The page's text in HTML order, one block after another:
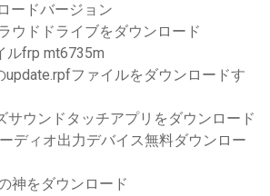
ードバージョン
ウドドライブをダウンロード
ルfrp mt6735m
update.rpfファイルをダウンロードす
サウンドタッチアプリをダウンロード
ディオ出力デバイス無料ダウンロー
神をダウンロード